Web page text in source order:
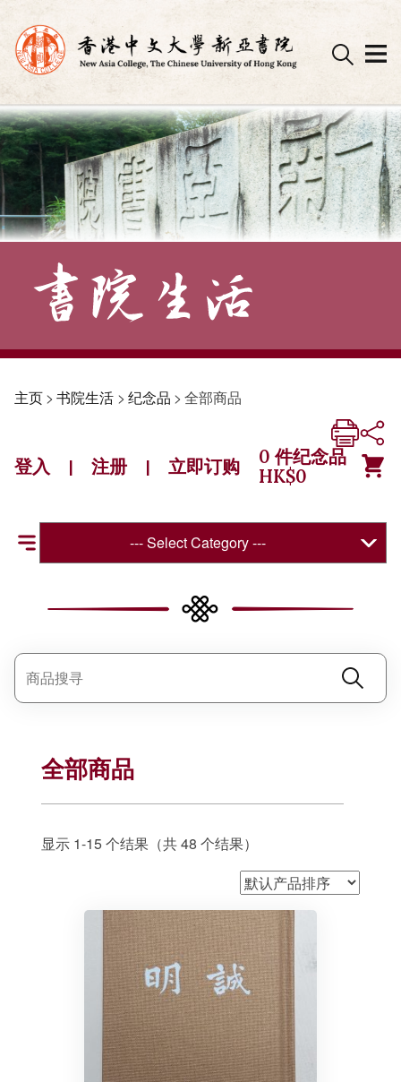
Skip
to
content
主页> 书院生活 > 纪念品 > 全部商品
登入 | 注册 | 立即订购 0 件纪念品
HK$0
--- Select Category ---
全部商品
显示 1-15 个结果（共 48 个结果）